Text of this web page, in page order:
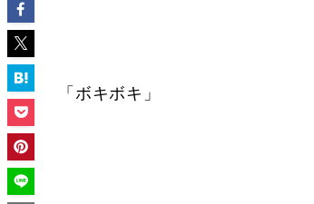
「ボキボキ」